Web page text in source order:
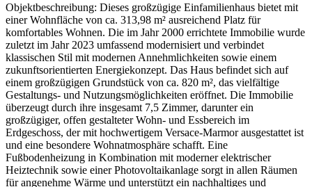
Objektbeschreibung: Dieses großzügige Einfamilienhaus bietet mit
einer Wohnfläche von ca. 313,98 m² ausreichend Platz für
komfortables Wohnen. Die im Jahr 2000 errichtete Immobilie wurde
zuletzt im Jahr 2023 umfassend modernisiert und verbindet
klassischen Stil mit modernen Annehmlichkeiten sowie einem
zukunftsorientierten Energiekonzept. Das Haus befindet sich auf
einem großzügigen Grundstück von ca. 820 m², das vielfältige
Gestaltungs- und Nutzungsmöglichkeiten eröffnet. Die Immobilie
überzeugt durch ihre insgesamt 7,5 Zimmer, darunter ein
großzügiger, offen gestalteter Wohn- und Essbereich im
Erdgeschoss, der mit hochwertigem Versace-Marmor ausgestattet ist
und eine besondere Wohnatmosphäre schafft. Eine
Fußbodenheizung in Kombination mit moderner elektrischer
Heiztechnik sowie einer Photovoltaikanlage sorgt in allen Räumen
für angenehme Wärme und unterstützt ein nachhaltiges und